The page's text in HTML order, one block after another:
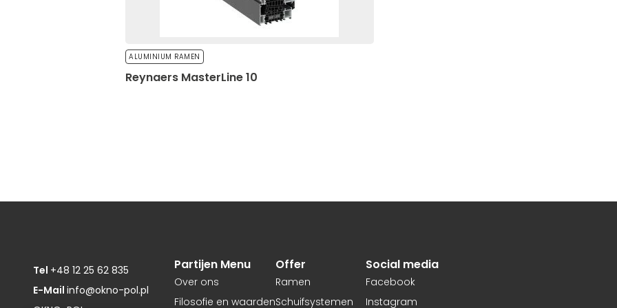
ALUMINIUM RAMEN
Reynaers MasterLine 10
Tel +48 12 25 62 835
E-Mail info@okno-pol.pl
Partijen Menu
Over ons
Filosofie en waarden
Offer
Ramen
Schuifsystemen
Social media
Facebook
Instagram